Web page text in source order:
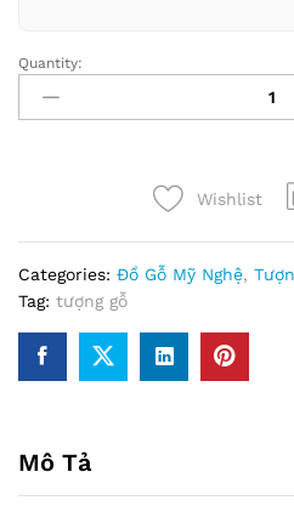
Quantity:
Wishlist
Categories: Đồ Gỗ Mỹ Nghệ,
Tag: tượng gỗ
Mô Tả